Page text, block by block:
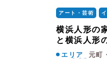
アート・芸術
横浜人形の
と横浜人形
エリア
元町